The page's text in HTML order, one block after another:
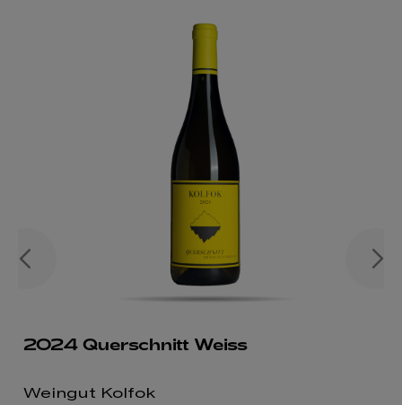
2024 Querschnitt Weiss
Weingut Kolfok